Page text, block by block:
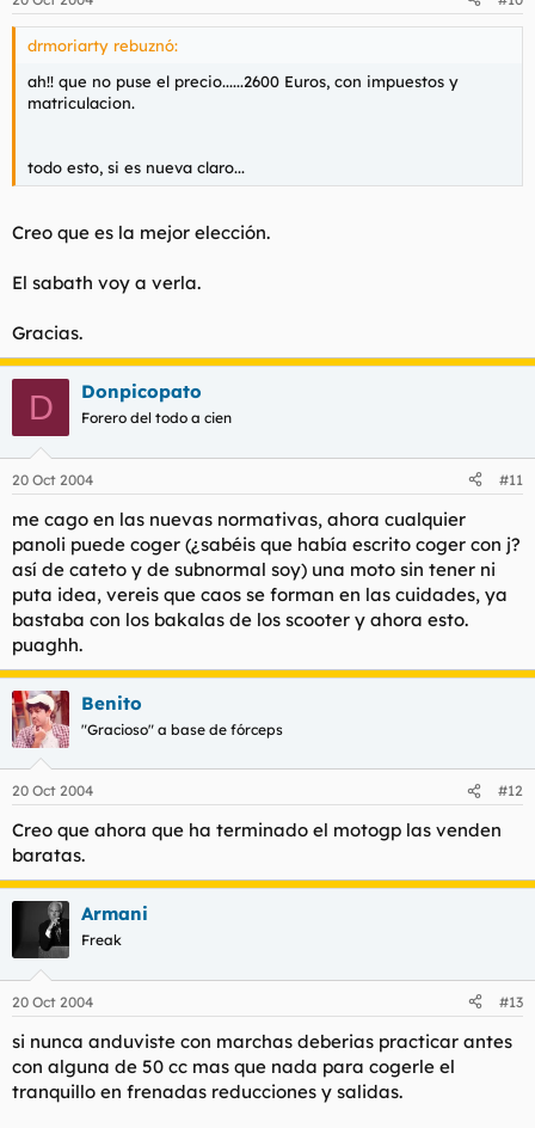
drmoriarty rebuznó:
ah!! que no puse el precio......2600 Euros, con impuestos y
matriculacion.
todo esto, si es nueva claro...
Creo que es la mejor elección.
El sabath voy a verla.
Gracias.
D Donpicopato
Forero del todo a cien
20 Oct 2004 #11
me cago en las nuevas normativas, ahora cualquier
panoli puede coger (¿sabéis que había escrito coger con j?
así de cateto y de subnormal soy) una moto sin tener ni
puta idea, vereis que caos se forman en las cuidades, ya
bastaba con los bakalas de los scooter y ahora esto.
puaghh.
Benito
"Gracioso" a base de fórceps
20 Oct 2004 #12
Creo que ahora que ha terminado el motogp las venden
baratas.
Armani
Freak
20 Oct 2004 #13
si nunca anduviste con marchas deberias practicar antes
con alguna de 50 cc mas que nada para cogerle el
tranquillo en frenadas reducciones y salidas.